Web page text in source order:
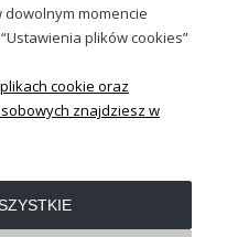
dowolnym momencie
plików cookies”
cookie oraz
znajdziesz w